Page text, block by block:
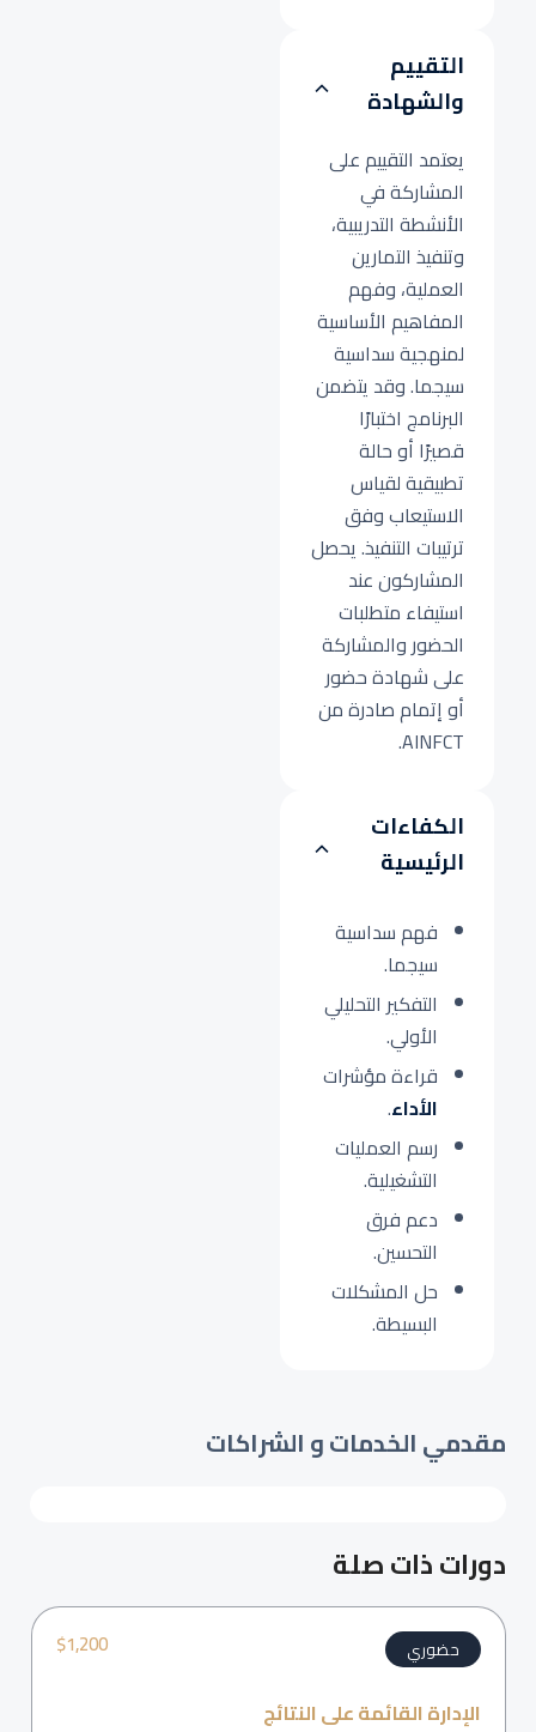
التقييم
والشهادة
يعتمد التقييم على
المشاركة في
الأنشطة التدريبية،
وتنفيذ التمارين
العملية، وفهم
المفاهيم الأساسية
لمنهجية سداسية
سيجما. وقد يتضمن
البرنامج اختبارًا
قصيرًا أو حالة
تطبيقية لقياس
الاستيعاب وفق
ترتيبات التنفيذ. يحصل
المشاركون عند
استيفاء متطلبات
الحضور والمشاركة
على شهادة حضور
أو إتمام صادرة من
AINFCT.
الكفاءات
الرئيسية
فهم سداسية
سيجما.
التفكير التحليلي
الأولي.
قراءة مؤشرات
الأداء.
رسم العمليات
التشغيلية.
دعم فرق
التحسين.
حل المشكلات
البسيطة.
مقدمي الخدمات و الشراكات
دورات ذات صلة
$1,200 حضوري
الإدارة القائمة على النتائج